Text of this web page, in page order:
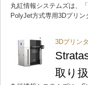
丸紅情報システムズは、
PolyJet方式専用3Dプリ
3Dプリン
取り